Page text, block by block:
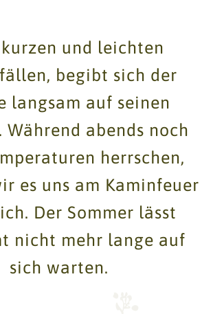
und leichten
begibt sich der
langsam auf seinen
Während abends noch
herrschen,
es uns am Kaminfeuer
Der Sommer lässt
nicht mehr lange auf
sich warten.